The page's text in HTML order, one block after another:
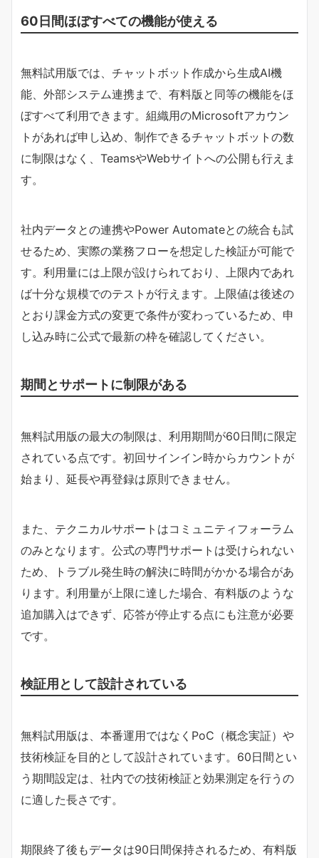
60日間ほぼすべての機能が使える
無料試用版では、チャットボット作成から生成AI機
能、外部システム連携まで、有料版と同等の機能をほ
ぼすべて利用できます。組織用のMicrosoftアカウン
トがあれば申し込め、制作できるチャットボットの数
に制限はなく、TeamsやWebサイトへの公開も行えま
す。
社内データとの連携やPower Automateとの統合も試
せるため、実際の業務フローを想定した検証が可能で
す。利用量には上限が設けられており、上限内であれ
ば十分な規模でのテストが行えます。上限値は後述の
とおり課金方式の変更で条件が変わっているため、申
し込み時に公式で最新の枠を確認してください。
期間とサポートに制限がある
無料試用版の最大の制限は、利用期間が60日間に限定
されている点です。初回サインイン時からカウントが
始まり、延長や再登録は原則できません。
また、テクニカルサポートはコミュニティフォーラム
のみとなります。公式の専門サポートは受けられない
ため、トラブル発生時の解決に時間がかかる場合があ
ります。利用量が上限に達した場合、有料版のような
追加購入はできず、応答が停止する点にも注意が必要
です。
検証用として設計されている
無料試用版は、本番運用ではなくPoC（概念実証）や
技術検証を目的として設計されています。60日間とい
う期間設定は、社内での技術検証と効果測定を行うの
に適した長さです。
期限終了後もデータは90日間保持されるため、有料版